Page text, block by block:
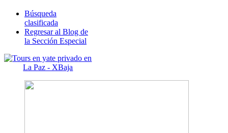
Búsqueda
clasificada
Regresar al Blog de
la Sección Especial